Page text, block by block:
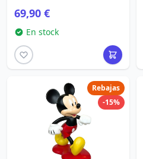
69,90 €
En stock
Rebajas
-15%